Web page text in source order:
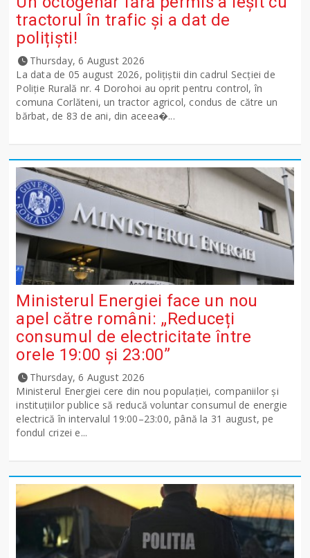
tractorul în trafic și a dat de
polițiști!
Thursday, 6 August 2026
La data de 05 august 2026, polițiștii din cadrul Secției de
Poliție Rurală nr. 4 Dorohoi au oprit pentru control, în
comuna Corlăteni, un tractor agricol, condus de către un
bărbat, de 83 de ani, din aceea�...
Ministerul Energiei face un nou
apel către români: „Reduceți
consumul de electricitate între
orele 19:00 și 23:00”
Thursday, 6 August 2026
Ministerul Energiei cere din nou populației, companiilor și
instituțiilor publice să reducă voluntar consumul de energie
electrică în intervalul 19:00–23:00, până la 31 august, pe
fondul crizei e...